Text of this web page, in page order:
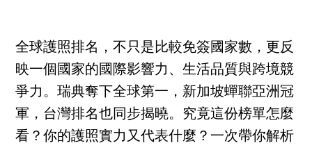
全球護照排名，不只是比較免簽國家數，更反
映一個國家的國際影響力、生活品質與跨境競
爭力。瑞典奪下全球第一，新加坡蟬聯亞洲冠
軍，台灣排名也同步揭曉。究竟這份榜單怎麼
看？你的護照實力又代表什麼？一次帶你解析